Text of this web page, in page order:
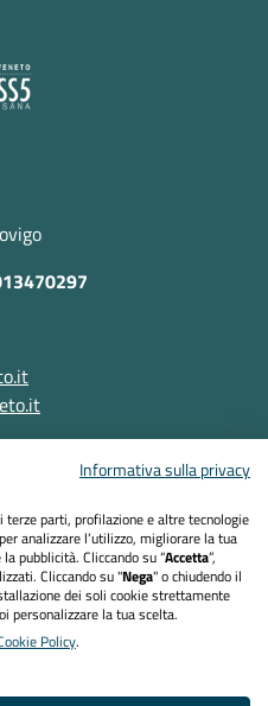
Informativa sulla privacy
parti, profilazione e altre tecnologie
analizzare l’utilizzo, migliorare la tua
pubblicità. Cliccando su “Accetta”,
Cliccando su "Nega" o chiudendo il
dei soli cookie strettamente
personalizzare la tua scelta.
Policy.